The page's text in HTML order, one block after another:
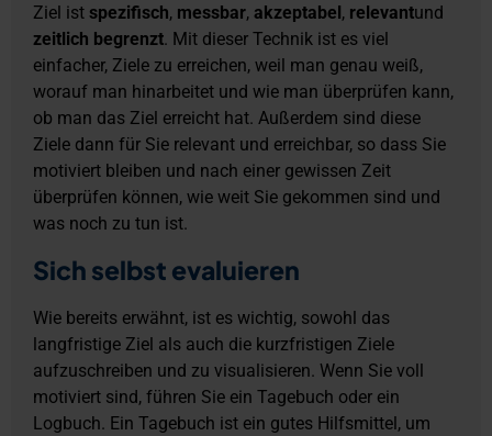
Ziel ist spezifisch, messbar, akzeptabel, relevantund
zeitlich begrenzt. Mit dieser Technik ist es viel
einfacher, Ziele zu erreichen, weil man genau weiß,
worauf man hinarbeitet und wie man überprüfen kann,
ob man das Ziel erreicht hat. Außerdem sind diese
Ziele dann für Sie relevant und erreichbar, so dass Sie
motiviert bleiben und nach einer gewissen Zeit
überprüfen können, wie weit Sie gekommen sind und
was noch zu tun ist.
Sich selbst evaluieren
Wie bereits erwähnt, ist es wichtig, sowohl das
langfristige Ziel als auch die kurzfristigen Ziele
aufzuschreiben und zu visualisieren. Wenn Sie voll
motiviert sind, führen Sie ein Tagebuch oder ein
Logbuch. Ein Tagebuch ist ein gutes Hilfsmittel, um